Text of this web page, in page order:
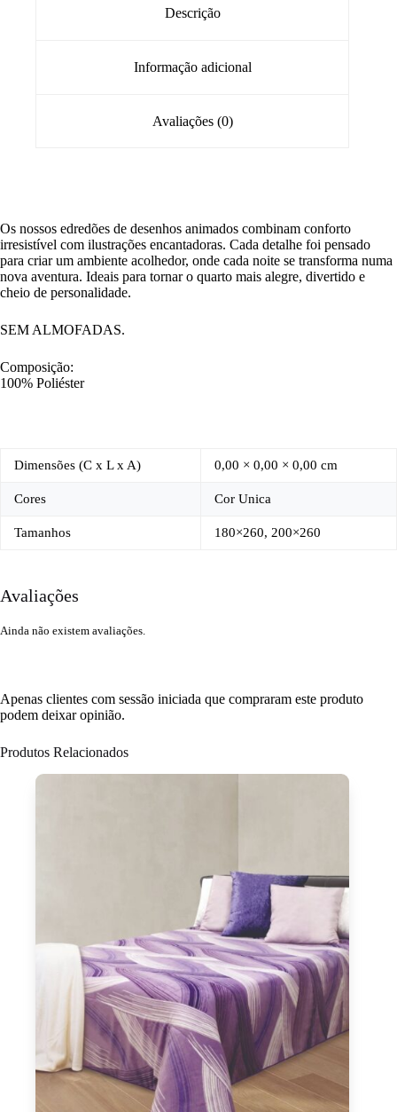
Descrição
Informação adicional
Avaliações (0)
Os nossos edredões de desenhos animados combinam conforto
irresistível com ilustrações encantadoras. Cada detalhe foi pensado
para criar um ambiente acolhedor, onde cada noite se transforma numa
nova aventura. Ideais para tornar o quarto mais alegre, divertido e
cheio de personalidade.
SEM ALMOFADAS.
Composição:
100% Poliéster
Dimensões (C x L x A) 0,00 × 0,00 × 0,00 cm
Cores Cor Unica
Tamanhos 180×260, 200×260
Avaliações
Ainda não existem avaliações.
Apenas clientes com sessão iniciada que compraram este produto
podem deixar opinião.
Produtos Relacionados